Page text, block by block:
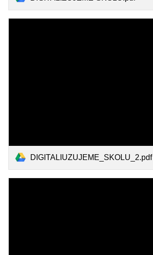
DIGITALIUZUJEME_SKOLU_2.pdf